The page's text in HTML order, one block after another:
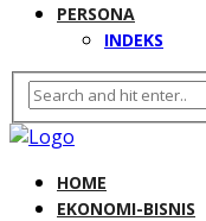
PERSONA
INDEKS
HOME
EKONOMI-BISNIS